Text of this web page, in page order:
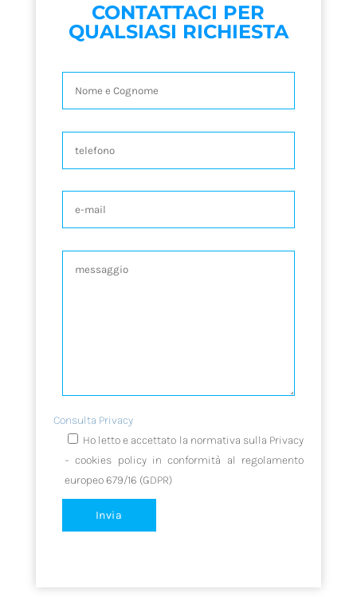
CONTATTACI PER
QUALSIASI RICHIESTA
Consulta Privacy
Ho letto e accettato la normativa sulla Privacy
– cookies policy in conformità al regolamento
europeo 679/16 (GDPR)